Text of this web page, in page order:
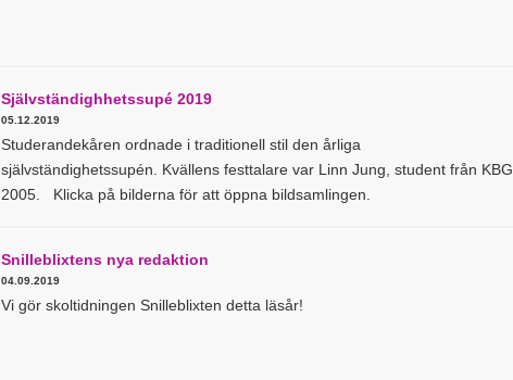
Självständighhetssupé 2019
05.12.2019
Studerandekåren ordnade i traditionell stil den årliga
självständighetssupén. Kvällens festtalare var Linn Jung, student från KBG
2005. Klicka på bilderna för att öppna bildsamlingen.
Snilleblixtens nya redaktion
04.09.2019
Vi gör skoltidningen Snilleblixten detta läsår!